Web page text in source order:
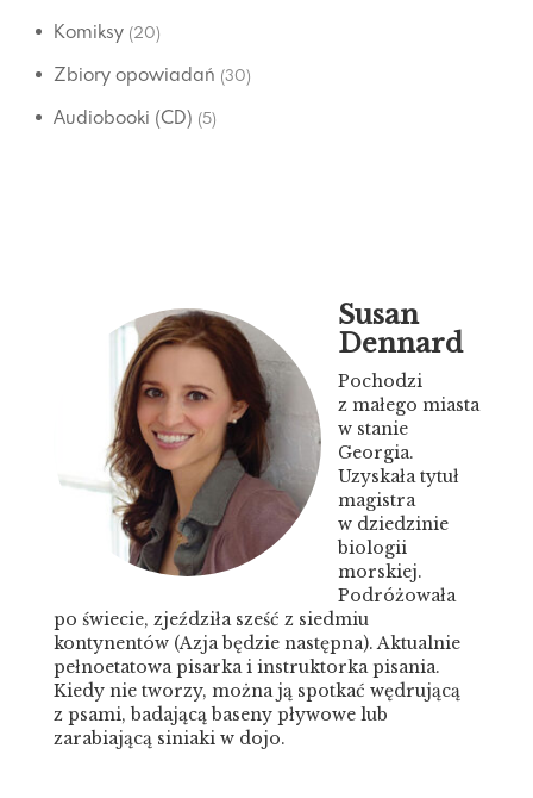
Komiksy (20)
Zbiory opowiadań (30)
Audiobooki (CD) (5)
Susan
Dennard
Pochodzi
z małego miasta
w stanie
Georgia.
Uzyskała tytuł
magistra
w dziedzinie
biologii
morskiej.
Podróżowała
po świecie, zjeździła sześć z siedmiu
kontynentów (Azja będzie następna). Aktualnie
pełnoetatowa pisarka i instruktorka pisania.
Kiedy nie tworzy, można ją spotkać wędrującą
z psami, badającą baseny pływowe lub
zarabiającą siniaki w dojo.